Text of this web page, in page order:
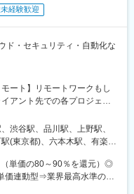
、品川駅、高輪台駅、田町
道駅、明大前駅、白金高輪
十番駅、六本木駅、日暮里
原駅、代官山駅、渋谷駅、
馬場駅、四ツ谷駅、新宿三
円寺駅、荻窪駅、西荻窪
前駅、下北沢駅、用賀駅、
(東京都)、東京駅、市ケ谷
谷駅、綾瀬駅、府中駅(東京
ンター駅、上野駅、浅草駅
経験歓迎
ド・セキュリティ・自動化な
ート】リモートワークもし
アント先での各プロジェク
モート多数◆リモート／出
う転勤なし◆UIターン歓迎
）※希望や居住地を考慮し決
、新拠点の設立も視野に入
で完結するので、本社への
渋谷駅、品川駅、上野駅、
(東京都)、六本木駅、有楽町
ひばりケ丘駅(東京都)、国会
駅、茅場町駅、九段下駅、神
単価の80～90％を還元）◎
連動型⇒業界最高水準の